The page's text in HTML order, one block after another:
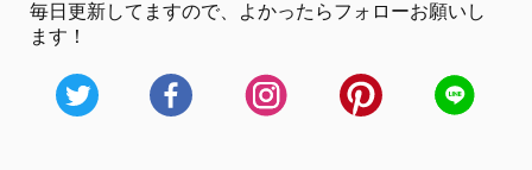
毎日更新してますので、
よかったらフォローお願いし
ます！